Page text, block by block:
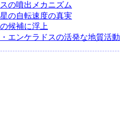
の噴出メカニズム
の自転速度の真実
候補に浮上
エンケラドスの活発な地質活動